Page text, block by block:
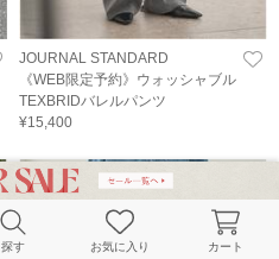
JOURNAL STANDARD
《WEB限定予約》ウォッシャブル
TEXBRIDバレルパンツ
¥15,400
探す お気に入り カート